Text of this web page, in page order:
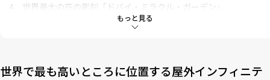
もっと見る
4
世界最大の花の彫刻「ドバイ・ミラクル・ガーデン」
額縁の形をした世界最大の建造物「ドバイ・フレーム」
持つテーマパーク「グローバル・ビレッジ」
世界で最も高いところに位置する屋外インフィニテ